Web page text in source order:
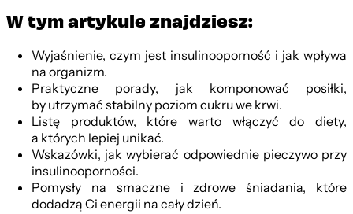
W tym artykule znajdziesz:
Wyjaśnienie, czym jest insulinooporność i jak wpływa
na organizm.
Praktyczne porady, jak komponować posiłki,
by utrzymać stabilny poziom cukru we krwi.
Listę produktów, które warto włączyć do diety,
a których lepiej unikać.
Wskazówki, jak wybierać odpowiednie pieczywo przy
insulinooporności.
Pomysły na smaczne i zdrowe śniadania, które
dodadzą Ci energii na cały dzień.